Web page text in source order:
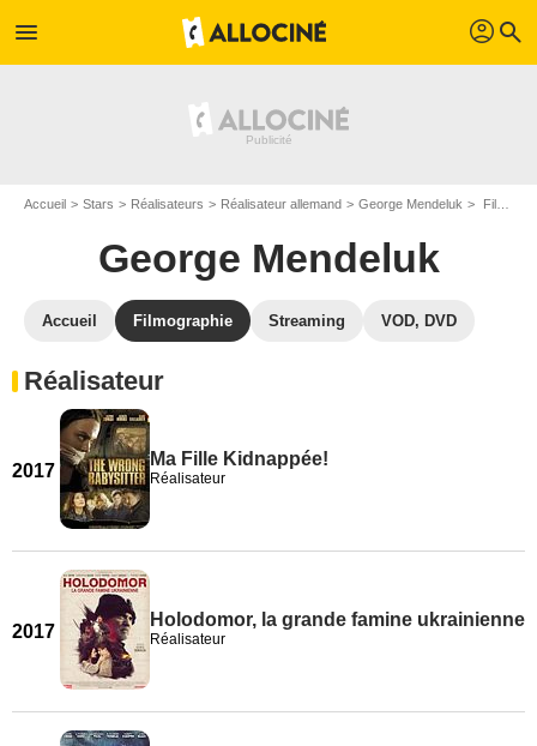
menu profil search
Accueil Stars Réalisateurs Réalisateur allemand George Mendeluk Filmographie George Mendeluk
George Mendeluk
Accueil Filmographie Streaming VOD, DVD
Réalisateur
2017
Ma Fille Kidnappée!
Réalisateur
2017
Holodomor, la grande famine ukrainienne
Réalisateur